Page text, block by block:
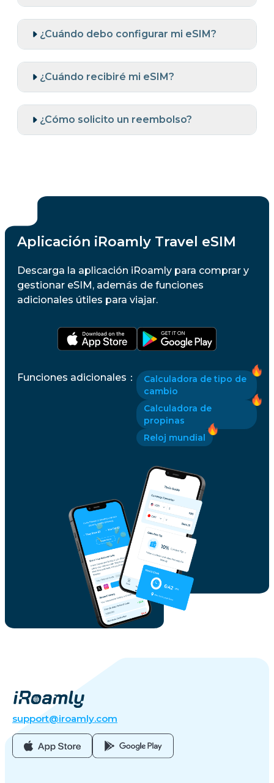
¿Cuándo debo configurar mi eSIM?
¿Cuándo recibiré mi eSIM?
¿Cómo solicito un reembolso?
Aplicación iRoamly Travel eSIM
Descarga la aplicación iRoamly para comprar y
gestionar eSIM, además de funciones
adicionales útiles para viajar.
Funciones adicionales ：
Calculadora de tipo de
cambio
Calculadora de
propinas
Reloj mundial
support@iroamly.com